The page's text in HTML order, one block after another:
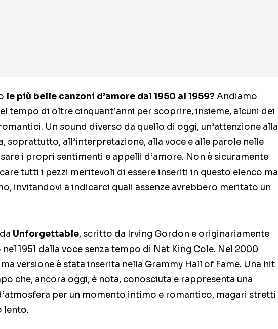
le più belle canzoni d’amore dal 1950 al 1959? Andiamo
tempo di oltre cinquant’anni per scoprire, insieme, alcuni dei
Un sound diverso da quello di oggi, un’attenzione alla
soprattutto, all’interpretazione, alla voce e alle parole nelle
i propri sentimenti e appelli d’amore. Non è sicuramente
tutti i pezzi meritevoli di essere inseriti in questo elenco ma
invitandovi a indicarci quali assenze avrebbero meritato un
Unforgettable, scritto da Irving Gordon e originariamente
1951 dalla voce senza tempo di Nat King Cole. Nel 2000
versione è stata inserita nella Grammy Hall of Fame. Una hit
che, ancora oggi, è nota, conosciuta e rappresenta una
per un momento intimo e romantico, magari stretti
lento.